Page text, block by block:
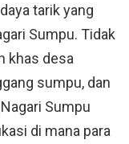
tarik yang
Sumpu. Tidak
khas desa
sumpu, dan
Sumpu
di mana para